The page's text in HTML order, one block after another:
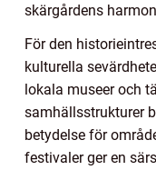
skärgårdens
För den
kulturella
lokala museer och
samhällsstrukturer
betydelse för
festivaler ger en